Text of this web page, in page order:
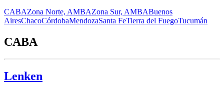
CABAZona Norte, AMBAZona Sur, AMBABuenos
AiresChacoCórdobaMendozaSanta FeTierra del FuegoTucumán
CABA
Lenken